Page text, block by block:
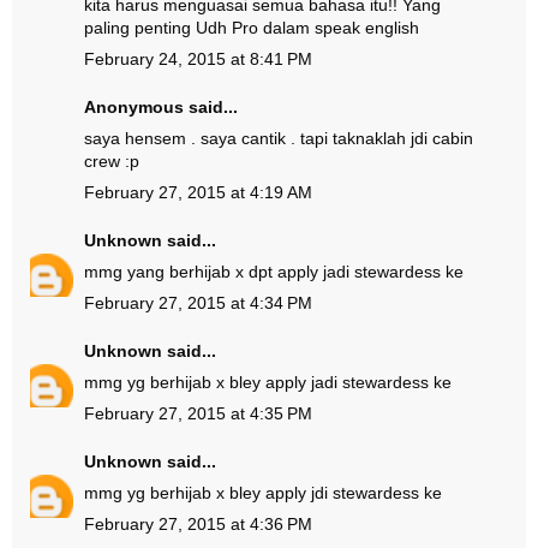
kita harus menguasai semua bahasa itu!! Yang
paling penting Udh Pro dalam speak english
February 24, 2015 at 8:41 PM
Anonymous said...
saya hensem . saya cantik . tapi taknaklah jdi cabin
crew :p
February 27, 2015 at 4:19 AM
Unknown said...
mmg yang berhijab x dpt apply jadi stewardess ke
February 27, 2015 at 4:34 PM
Unknown said...
mmg yg berhijab x bley apply jadi stewardess ke
February 27, 2015 at 4:35 PM
Unknown said...
mmg yg berhijab x bley apply jdi stewardess ke
February 27, 2015 at 4:36 PM